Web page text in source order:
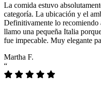
La comida estuvo
categoría. La ubicación y el
Definitivamente lo
llamo una pequeña Italia
fue impecable. Muy elegante
Martha F.
“